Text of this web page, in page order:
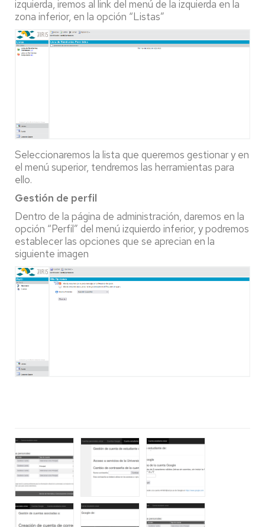
izquierda, iremos al link del menú de la izquierda en la
zona inferior, en la opción “Listas”
Seleccionaremos la lista que queremos gestionar y en
el menú superior, tendremos las herramientas para
ello.
Gestión de perfil
Dentro de la página de administración, daremos en la
opción “Perfil” del menú izquierdo inferior, y podremos
establecer las opciones que se aprecian en la
siguiente imagen